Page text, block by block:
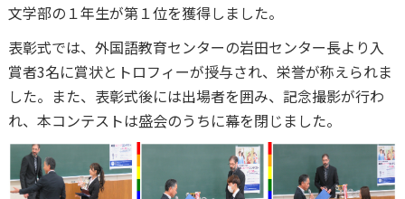
文学部の１年生が第１位を獲得しました。
表彰式では、外国語教育センターの岩田センター長より入
賞者3名に賞状とトロフィーが授与され、栄誉が称えられま
した。また、表彰式後には出場者を囲み、記念撮影が行わ
れ、本コンテストは盛会のうちに幕を閉じました。